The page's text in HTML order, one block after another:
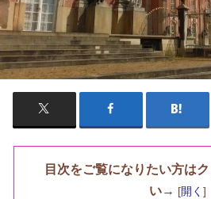
目次をご覧になりたい方は
い→ [開く ]